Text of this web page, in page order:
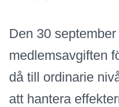
Den 30
medlemsavgiften
då till ordinarie
att hantera